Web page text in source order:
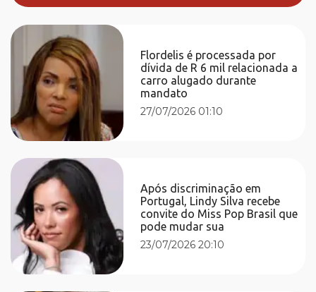
Flordelis é processada por
dívida de R 6 mil relacionada a
carro alugado durante
mandato
27/07/2026 01:10
Após discriminação em
Portugal, Lindy Silva recebe
convite do Miss Pop Brasil que
pode mudar sua
23/07/2026 20:10